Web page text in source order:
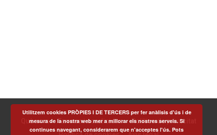
Què som Termes i condicions
Política de privacitat
Utilitzem cookies PRÒPIES I DE TERCERS per fer anàlisis d'ús i de
mesura de la nostra web mer a millorar els nostres serveis. Si
continues navegant, considerarem que n'acceptes l'ús. Pots